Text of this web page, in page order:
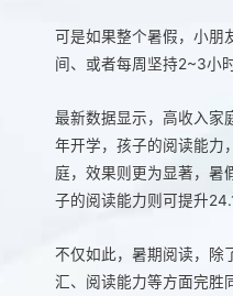
可是如果整个暑假，小朋
间、或者每周坚持2~3小
最新数据显示，高收入家
年开学，孩子的阅读能力
庭，效果则更为显著，暑
子的阅读能力则可提升
不仅如此，暑期阅读，除
汇、阅读能力等方面完胜